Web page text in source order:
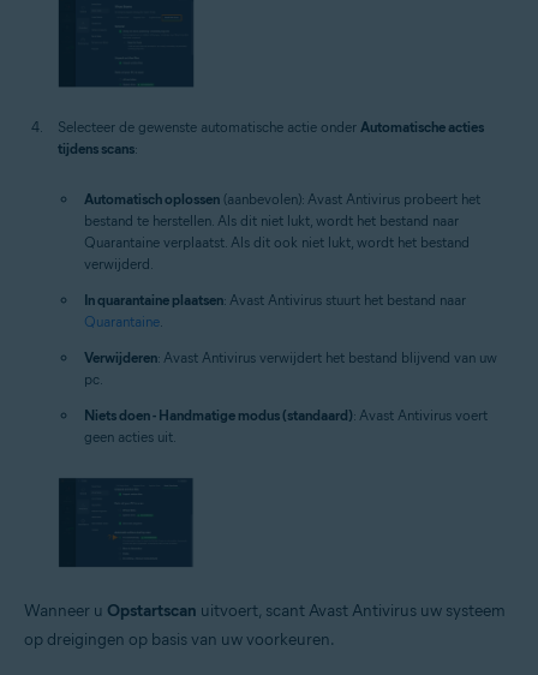
Selecteer de gewenste automatische actie onder Automatische acties
tijdens scans:
Automatisch oplossen (aanbevolen): Avast Antivirus probeert het
bestand te herstellen. Als dit niet lukt, wordt het bestand naar
Quarantaine verplaatst. Als dit ook niet lukt, wordt het bestand
verwijderd.
In quarantaine plaatsen: Avast Antivirus stuurt het bestand naar
Quarantaine
Verwijderen: Avast Antivirus verwijdert het bestand blijvend van uw
pc.
Niets doen - Handmatige modus (standaard): Avast Antivirus voert
geen acties uit.
Wanneer u Opstartscan uitvoert, scant Avast Antivirus uw systeem
op dreigingen op basis van uw voorkeuren.